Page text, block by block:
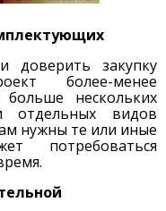
доверить закупку
более-менее
нескольких
отдельных видов
нужны те или иные
потребоваться